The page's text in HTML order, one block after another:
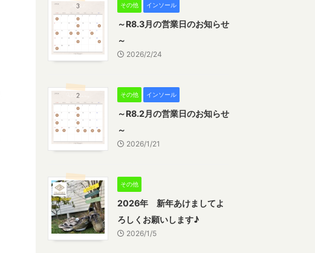
その他 インソール
～R8.3月の営業日のお知らせ
～
2026/2/24
その他 インソール
～R8.2月の営業日のお知らせ
～
2026/1/21
その他
2026年 新年あけましてよ
ろしくお願いします♪
2026/1/5